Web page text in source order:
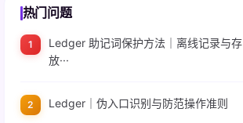
热门问题
Ledger 助记词保护方法｜离线记录与存
放···
Ledger｜伪入口识别与防范操作准则